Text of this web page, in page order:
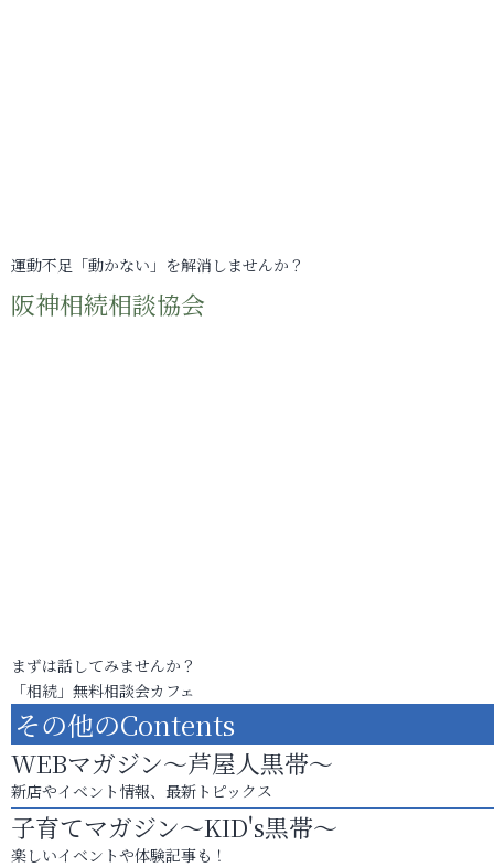
運動不足「動かない」を解消しませんか？
阪神相続相談協会
まずは話してみませんか？
「相続」無料相談会カフェ
その他のContents
WEBマガジン～芦屋人黒帯～
新店やイベント情報、最新トピックス
子育てマガジン～KID's黒帯～
楽しいイベントや体験記事も！